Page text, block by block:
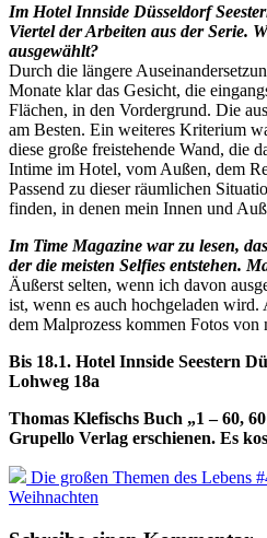
Im Hotel Innside Düsseldorf
Viertel der Arbeiten aus der Serie.
ausgewählt?
Durch die längere
Monate klar das Gesicht, die
Flächen, in den Vordergrund. Die
am Besten. Ein weiteres Kriterium
diese große freistehende Wand, die
Intime im Hotel, vom Außen, dem
Passend zu dieser räumlichen
finden, in denen mein Innen und
Im Time Magazine war zu lesen,
der die meisten Selfies entstehen.
Äußerst selten, wenn ich davon
ist, wenn es auch hochgeladen
dem Malprozess kommen Fotos von
Bis 18.1. Hotel Innside Seestern
Lohweg 18a
Thomas Klefischs Buch „1 – 60,
Grupello Verlag erschienen. Es
Die großen Themen des Lebens
Weihnachten